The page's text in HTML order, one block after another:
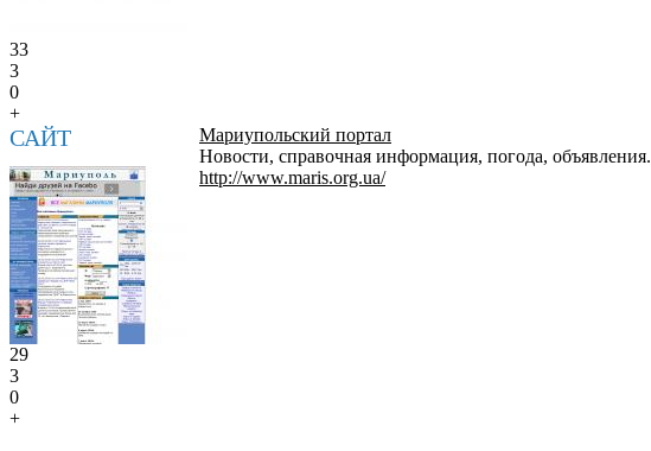
33
3
0
+
САЙТ
Мариупольский портал
Новости, справочная информация, погода, объявления.
http://www.maris.org.ua/
29
3
0
+